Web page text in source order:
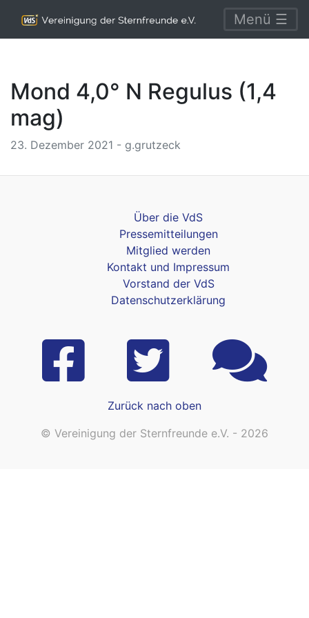
Menü ☰
Mond 4,0° N Regulus (1,4
mag)
23. Dezember 2021 - g.grutzeck
Über die VdS
Pressemitteilungen
Mitglied werden
Kontakt und Impressum
Vorstand der VdS
Datenschutzerklärung
Zurück nach oben
© Vereinigung der Sternfreunde e.V. - 2026